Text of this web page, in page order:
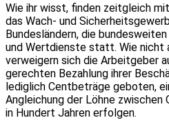
Wie ihr wisst, finden zeitgleich
das Wach- und
Bundesländern, die
und Wertdienste statt. Wie nicht
verweigern sich die Arbeitgeber
gerechten Bezahlung ihrer
lediglich Centbeträge geboten,
Angleichung der Löhne
in Hundert Jahren erfolgen.